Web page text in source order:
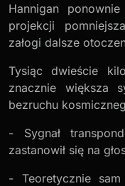
Hannigan
projekcji
załogi dalsze
Tysiąc dwieście
znacznie większa
bezruchu
- Sygnał
zastanowił się na
- Teoretycznie